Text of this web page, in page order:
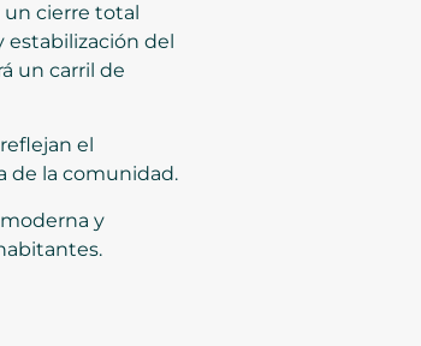
un cierre total
estabilización del
un carril de
el
de la comunidad.
y